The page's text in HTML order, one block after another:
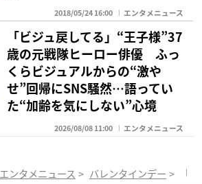
2018/05/24 16:00 エンタメニュース
「ビジュ戻してる」“王子様”37
歳の元戦隊ヒーロー俳優 ふっ
くらビジュアルからの“激や
せ”回帰にSNS騒然…語ってい
た“加齢を気にしない”心境
2026/08/08 11:00 エンタメニュース
エンタメニュース > バレンタインデー > 「